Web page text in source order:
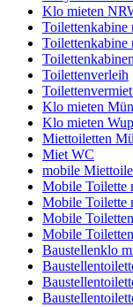
Klo mieten
Toilettenkabine
Toilettenkabine
Toilettenverleih
Klo mieten
Klo mieten
Miettoiletten
Miet WC
mobile
Mobile Toilette
Mobile Toilette
Mobile
Mobile
Baustellenklo